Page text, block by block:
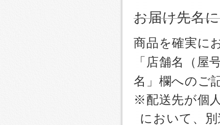
お届け先名
商品を確実に
「店舗名（屋
名」欄へのご
※配送先が個
において、